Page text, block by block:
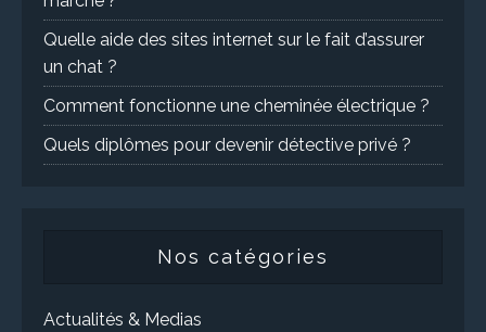
Quelle aide des sites internet sur le fait d’assurer
un chat ?
Comment fonctionne une cheminée électrique ?
Quels diplômes pour devenir détective privé ?
Nos catégories
Actualités & Medias